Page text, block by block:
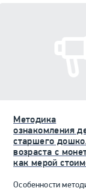
Методика
ознакомления
старшего
возраста с
как мерой
Особенности